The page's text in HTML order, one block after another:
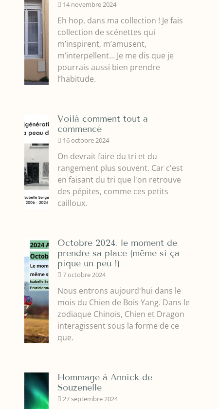
14 novembre 2024
Eh hop, dans ma collection ! Je fais
collection de scénettes qui
m’inspirent, m’amusent,
m’interpellent… Je me dis que je
pourrais aussi bien prendre
l’habitude.
Voilà comment tout a
commencé
16 octobre 2024
On devrait faire du tri et du
rangement plus souvent. Car c'est
en faisant du tri que l'on retrouve
des pépites, comme ces petits
cailloux.
Octobre 2024, le moment de
prendre sa place (même si ça
pique un peu !)
7 octobre 2024
Nous entrons aujourd'hui dans le
mois du Chien de Bois Yang. Dans le
zodiaque Chinois, Chien et Dragon
interagissent sous la forme de ce
que.
Hommage à Annick de
Souzenelle
27 septembre 2024